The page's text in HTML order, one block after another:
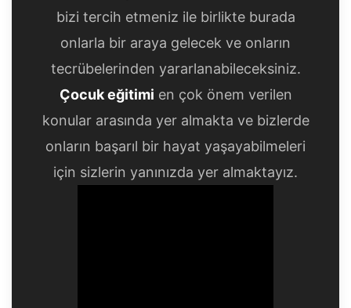
bizi tercih etmeniz ile birlikte burada
onlarla bir araya gelecek ve onların
tecrübelerinden yararlanabileceksiniz.
Çocuk eğitimi en çok önem verilen
konular arasında yer almakta ve bizlerde
onların başarıl bir hayat yaşayabilmeleri
için sizlerin yanınızda yer almaktayız.